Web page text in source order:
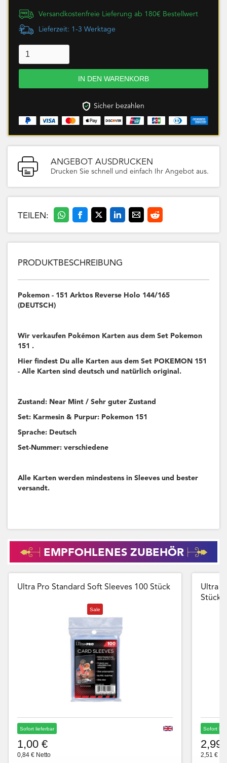
Versandkostenfreie Lieferung ab 180€ Bestellwert
Lieferzeit: 1-3 Werktage
Sicher bezahlen
ANGEBOT AUSDRUCKEN
Drucken Sie schnell und einfach Ihr Angebot aus.
TEILEN:
PRODUKTBESCHREIBUNG
Pokemon - 151 Arktos Reverse Holo 144/165
(DEUTSCH)
Wir verkaufen Pokémon Karten aus dem Set Pokemon
151 .
Hier findest Du alle Karten aus dem Set POKEMON 151
- Alle Karten sind deutsch und natürlich original.
Zustand: Near Mint / Sehr guter Zustand
Set: Karmesin & Purpur: Pokemon 151
Sprache: Deutsch
Set-Nummer: verschiedene
Alle Karten werden mindestens in Sleeves und bester
versandt.
EMPFOHLENES ZUBEHÖR
Ultra Pro Standard Soft Sleeves 100 Stück
Sale
Sofort lieferbar
1,00 €
0,84 € Netto
Ultra
Stück
Sofort
2,99
2,51 €